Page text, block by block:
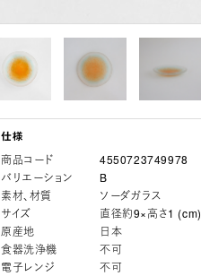
商品コード
4550723749978
バリエーション
B
素材、材質
ソーダガラス
サイズ
直径約9×高さ1 (cm)
原産地
日本
食器洗浄機
不可
電子レンジ
不可